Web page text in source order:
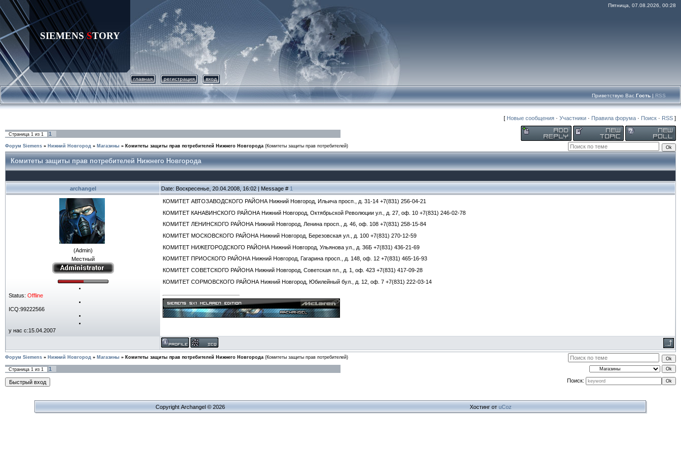
SIEMENSSTORY
Пятница, 07.08.2026, 00:28
главная регистрация вход
Приветствую Вас Гость | RSS
[ Новые сообщения · Участники · Правила форума · Поиск · RSS ]
Страница 1 из 1 1
Форум Siemens » Нижний Новгород » Магазины » Комитеты защиты прав потребителей Нижнего Новгорода (Комитеты защиты прав потребителей)
Комитеты защиты прав потребителей Нижнего Новгорода
archangel Date: Воскресенье, 20.04.2008, 16:02 | Message # 1
(Admin)
Местный
Status: Offline
ICQ:99222566
у нас с:15.04.2007
КОМИТЕТ АВТОЗАВОДСКОГО РАЙОНА Нижний Новгород, Ильича просп., д. 31-14 +7(831) 256-04-21
КОМИТЕТ КАНАВИНСКОГО РАЙОНА Нижний Новгород, Октябрьской Революции ул., д. 27, оф. 10 +7(831) 246-02-78
КОМИТЕТ ЛЕНИНСКОГО РАЙОНА Нижний Новгород, Ленина просп., д. 46, оф. 108 +7(831) 258-15-84
КОМИТЕТ МОСКОВСКОГО РАЙОНА Нижний Новгород, Березовская ул., д. 100 +7(831) 270-12-59
КОМИТЕТ НИЖЕГОРОДСКОГО РАЙОНА Нижний Новгород, Ульянова ул., д. 36Б +7(831) 436-21-69
КОМИТЕТ ПРИОСКОГО РАЙОНА Нижний Новгород, Гагарина просп., д. 148, оф. 12 +7(831) 465-16-93
КОМИТЕТ СОВЕТСКОГО РАЙОНА Нижний Новгород, Советская пл., д. 1, оф. 423 +7(831) 417-09-28
КОМИТЕТ СОРМОВСКОГО РАЙОНА Нижний Новгород, Юбилейный бул., д. 12, оф. 7 +7(831) 222-03-14
Форум Siemens » Нижний Новгород » Магазины » Комитеты защиты прав потребителей Нижнего Новгорода (Комитеты защиты прав потребителей)
Страница 1 из 1
1
Поиск:
Copyright Archangel © 2026 Хостинг от uCoz